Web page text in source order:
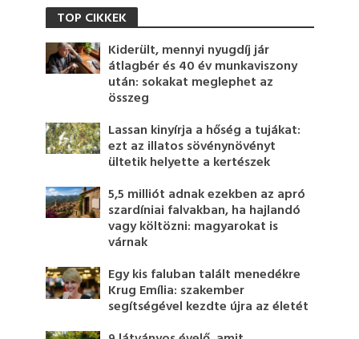
TOP CIKKEK
Kiderült, mennyi nyugdíj jár
átlagbér és 40 év munkaviszony
után: sokakat meglephet az
összeg
Lassan kinyírja a hőség a tujákat:
ezt az illatos sövénynövényt
ültetik helyette a kertészek
5,5 milliót adnak ezekben az apró
szardíniai falvakban, ha hajlandó
vagy költözni: magyarokat is
várnak
Egy kis faluban talált menedékre
Krug Emília: szakember
segítségével kezdte újra az életét